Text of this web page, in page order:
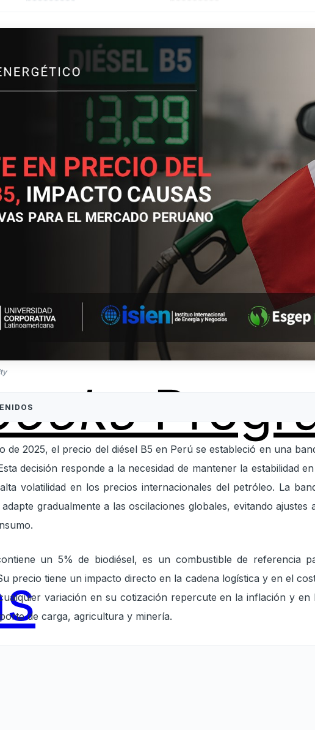
de 2025, el precio del diésel B5 en Perú se estableció en una
decisión responde a la necesidad de mantener la estabilidad
volatilidad en los precios internacionales del petróleo. La
gradualmente a las oscilaciones globales, evitando
un 5% de biodiésel, es un combustible de referencia
precio tiene un impacto directo en la cadena logística y en el
variación en su cotización repercute en la inflación y en
de carga, agricultura y minería.